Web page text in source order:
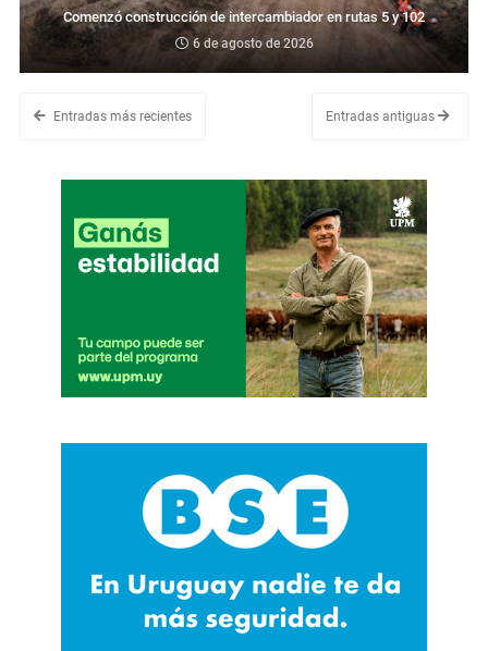
Comenzó construcción de intercambiador en rutas 5 y 102
6 de agosto de 2026
Entradas más recientes Entradas antiguas